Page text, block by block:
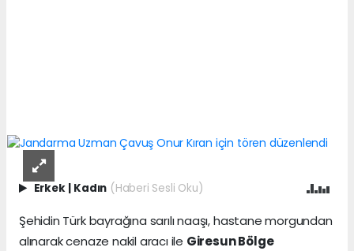
Erkek | Kadın (Haberi Sesli Oku)
Şehidin Türk bayrağına sarılı naaşı, hastane morgundan
alınarak cenaze nakil aracı ile Giresun Bölge